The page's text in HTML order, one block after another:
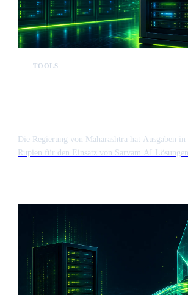
TOOLS
Die Regierung von Maharashtra hat Ausgaben
Rupien für den Einsatz von Sarvam AI
die Erbringung öffentlicher Dienstleistungen im
zu verbessern.